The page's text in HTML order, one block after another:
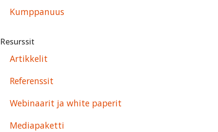
Kumppanuus
Resurssit
Artikkelit
Referenssit
Webinaarit ja white paperit
Mediapaketti